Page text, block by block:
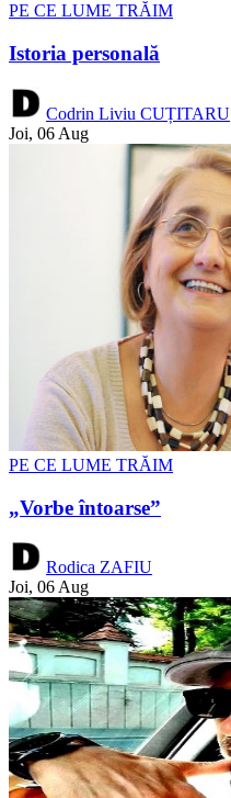
PE CE LUME TRĂIM
Istoria personală
Codrin Liviu CUȚITARU
Joi, 06 Aug
PE CE LUME TRĂIM
„Vorbe întoarse”
Rodica ZAFIU
Joi, 06 Aug